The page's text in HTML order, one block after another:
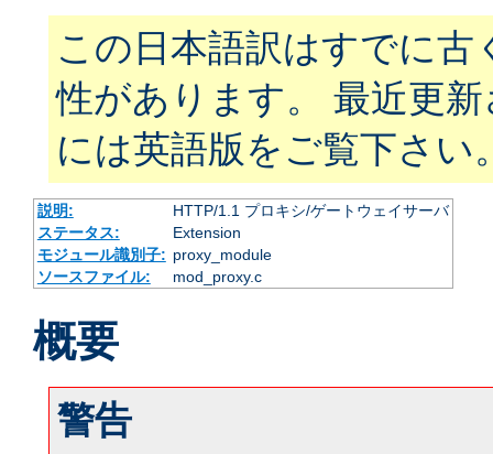
この日本語訳はすでに古
性があります。 最近更
には英語版をご覧下さい
説明:
HTTP/1.1 プロキシ/ゲートウェイサーバ
ステータス:
Extension
モジュール識別子: proxy_module
ソースファイル:
mod_proxy.c
概要
警告